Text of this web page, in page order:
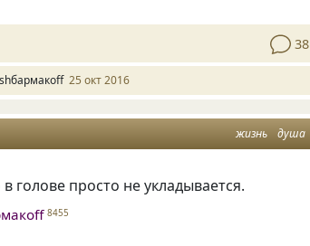
38
25 окт 2016
жизнь душа
голове просто не укладывается.
8455